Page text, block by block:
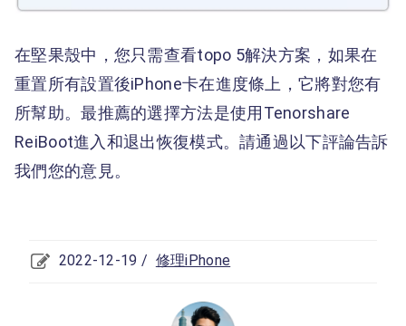
在堅果殼中，您只需查看topo 5解決方案，如果在
重置所有設置後iPhone卡在進度條上，它將對您有
所幫助。最推薦的選擇方法是使用Tenorshare
ReiBoot進入和退出恢復模式。請通過以下評論告訴
我們您的意見。
2022-12-19 / 修理iPhone